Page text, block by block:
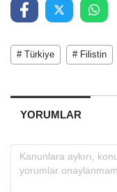
# Türkiye # Filistin
YORUMLAR